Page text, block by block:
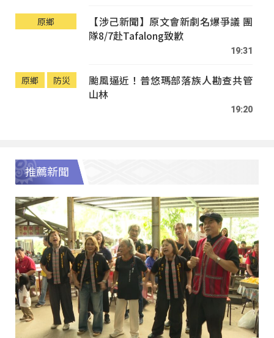
原鄉
【涉己新聞】原文會新劇名爆爭議 團
隊8/7赴Tafalong致歉
19:31
原鄉 防災
颱風逼近！普悠瑪部落族人勘查共管
山林
19:20
推薦新聞